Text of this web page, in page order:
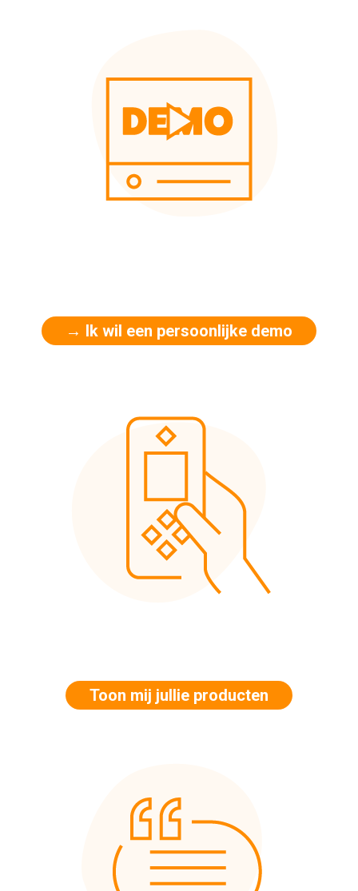
→ Ik wil een persoonlijke demo
Toon mij jullie producten